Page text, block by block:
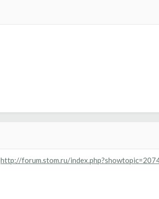
http://forum.stom.ru/